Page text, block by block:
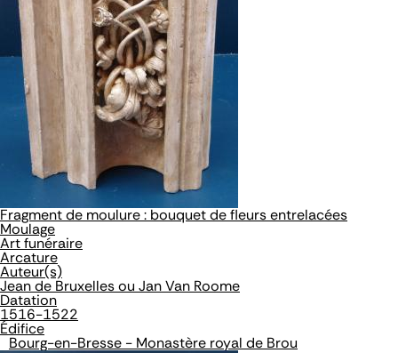
Fragment de moulure : bouquet de fleurs entrelacées
Moulage
Art funéraire
Arcature
Auteur(s)
Jean de Bruxelles ou Jan Van Roome
Datation
1516-1522
Édifice
Bourg-en-Bresse - Monastère royal de Brou